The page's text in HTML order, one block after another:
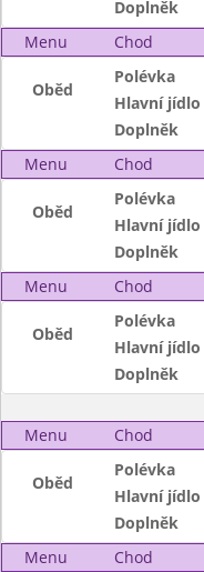
Doplněk
Menu
Chod
Oběd
Polévka
Hlavní jídlo
Doplněk
Menu
Chod
Oběd
Polévka
Hlavní jídlo
Doplněk
Menu
Chod
Oběd
Polévka
Hlavní jídlo
Doplněk
Menu Chod
Oběd
Polévka
Hlavní jídlo
Doplněk
Menu
Chod